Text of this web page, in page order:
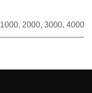
1000, 2000, 3000, 4000